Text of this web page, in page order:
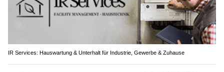
IR Services: Hauswartung & Unterhalt für Industrie, Gewerbe & Zuhause